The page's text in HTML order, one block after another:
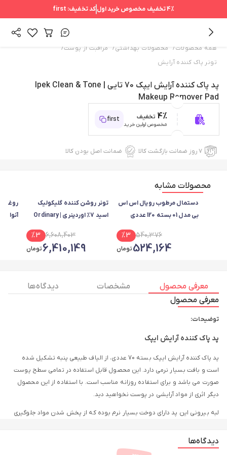
4%تخفیف مخصوص خرید اولکد تخفیف: first
همه محصولات/ محصولات بهداشتی/ مراقبت از پوست/
تونر پاک کننده آرایش
پد پاک کننده آرایش ایپک 70 تایی | Ipek Clean & Tone
Makeup Remover Pad
4% تخفیف
مخصوص اولین خرید
first
۷ روز ضمانت بازگشت کالا ضمانت اصل بودن کالا
محصولات مشابه
دستمال مرطوب رویال اس اس
بی مدل 01 بسته 120 عددی
540,376
%3
524,164تومان
تونر روشن کننده گلیکولیک
اسید 7٪ اوردینری | Ordinary
7% Toning Solutio
6,608,403
%3
6,410,149تومان
روغن
آنوا
معرفی محصول مشخصات
دیدگاه ها
معرفی محصول
توضیحات:
پد پاک کننده آرایش ایپک
پد پاک کننده آرایش ایپک بسته 70 عددی، از الیاف طبیعی پنبه تشکیل شده
است و بافت بسیار نرمی دارد. این محصول قابل استفاده در تمامی سطح پوست
صورت می باشد و برای استفاده‌ روزانه مناسب است. با استفاده از این محصول
دیگر اثری از مواد آرایشی در پوست نخواهید دید.
لبه بیرونی این پد دارای دوخت بسیار نرم بوده که از پخش شدن مواد جلوگیری
پد پاک کننده گرد دو طرفه ایپک به آرامی آلودگی و مواد آرایشی را از پوست
پاکسازی می کند.
دیدگاه‌ها